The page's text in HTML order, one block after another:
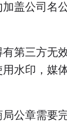
盖公司名
第三方无
水印，媒
公章需要